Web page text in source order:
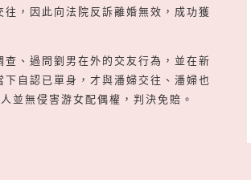
，因此向法院反訴離婚無效，成功獲
、過問劉男在外的交友行為，並在新
自認已單身，才與潘婦交往、潘婦也
並無侵害游女配偶權，判決免賠。